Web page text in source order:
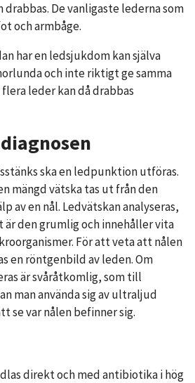
drabbas. De vanligaste lederna som
och armbåge.
har en ledsjukdom kan själva
och inte riktigt ge samma
leder kan då drabbas
ska en ledpunktion utföras.
mängd vätska tas ut från den
av en nål. Ledvätskan analyseras,
den grumlig och innehåller vita
För att veta att nålen
en röntgenbild av leden. Om
är svåråtkomlig, som till
man använda sig av ultraljud
se var nålen befinner sig.
direkt och med antibiotika i hög